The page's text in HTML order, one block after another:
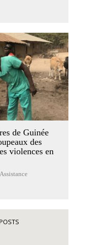
de Guinée
des
violences en